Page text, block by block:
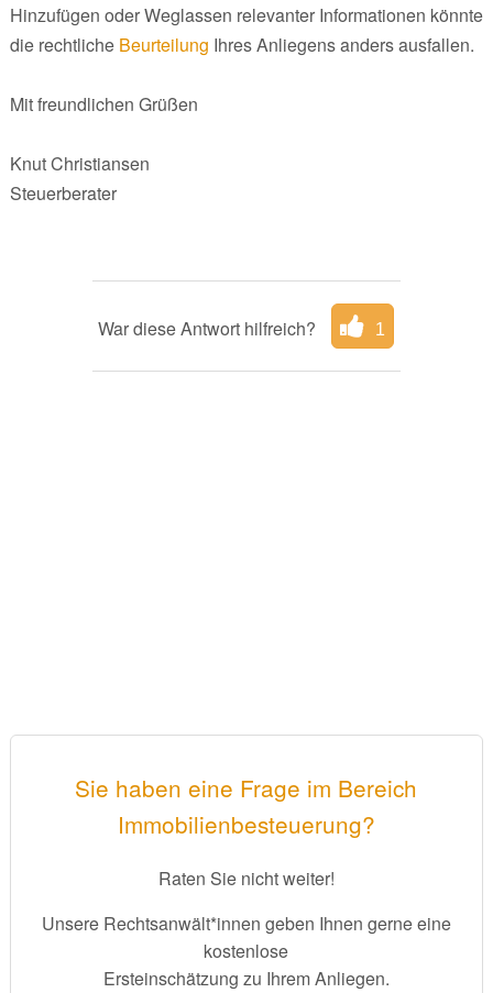
Hinzufügen oder Weglassen relevanter Informationen könnte
die rechtliche Beurteilung Ihres Anliegens anders ausfallen.
Mit freundlichen Grüßen
Knut Christiansen
Steuerberater
War diese Antwort hilfreich? 1
Sie haben eine Frage im Bereich
Immobilienbesteuerung?
Raten Sie nicht weiter!
Unsere Rechtsanwält*innen geben Ihnen gerne eine
kostenlose
Ersteinschätzung zu Ihrem Anliegen.